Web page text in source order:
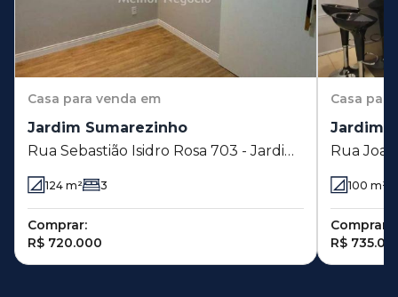
Casa para venda em
Jardim Sumarezinho
Rua Sebastião Isidro Rosa 703 - Jardim
Sumarezinho - Hortolândia - SP
124 m² 3
Comprar:
R$ 720.000
Casa
Jardim
Rua
Jardim
100 m²
Comprar:
R$